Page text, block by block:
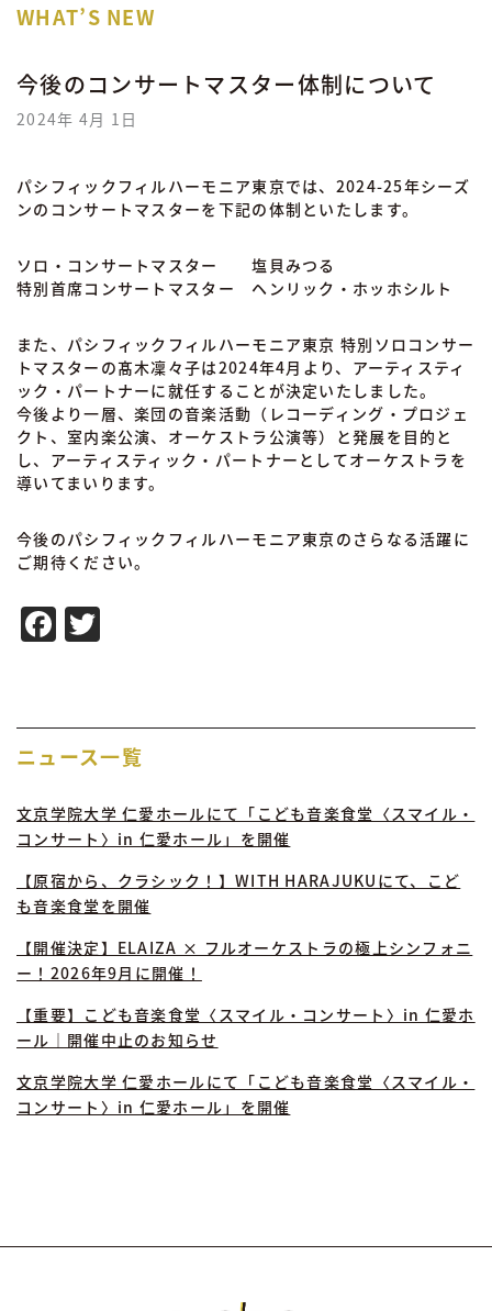
WHAT’S NEW
今後のコンサートマスター体制について
2024年 4月 1日
パシフィックフィルハーモニア東京では、2024-25年シーズ
ンのコンサートマスターを下記の体制といたします。
ソロ・コンサートマスター 塩貝みつる
特別首席コンサートマスター ヘンリック・ホッホシルト
また、パシフィックフィルハーモニア東京 特別ソロコンサー
トマスターの髙木凜々子は2024年4月より、アーティスティ
ック・パートナーに就任することが決定いたしました。
今後より一層、楽団の音楽活動（レコーディング・プロジェ
クト、室内楽公演、オーケストラ公演等）と発展を目的と
し、アーティスティック・パートナーとしてオーケストラを
導いてまいります。
今後のパシフィックフィルハーモニア東京のさらなる活躍に
ご期待ください。
Facebook
ニュース一覧
文京学院大学 仁愛ホールにて「こども音楽食堂〈スマイル・
コンサート〉in 仁愛ホール」を開催
【原宿から、クラシック！】WITH HARAJUKUにて、こど
も音楽食堂を開催
【開催決定】ELAIZA × フルオーケストラの極上シンフォニ
ー！2026年9月に開催！
【重要】こども音楽食堂〈スマイル・コンサート〉in 仁愛ホ
ール｜開催中止のお知らせ
文京学院大学 仁愛ホールにて「こども音楽食堂〈スマイル・
コンサート〉in 仁愛ホール」を開催